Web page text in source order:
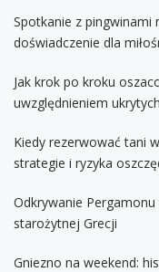
Spotkanie z pingwinami
doświadczenie dla
Jak krok po kroku
uwzględnieniem
Kiedy rezerwować tani
strategie i ryzyka
Odkrywanie
starożytnej Grecji
Gniezno na weekend: